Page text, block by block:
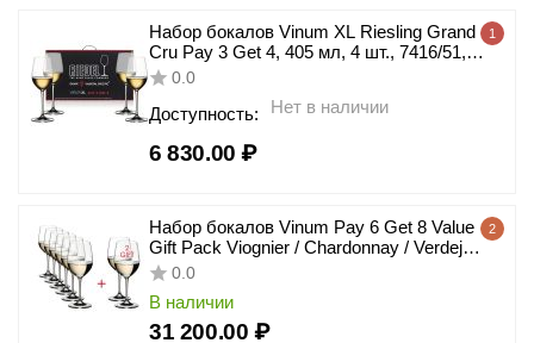
1
Набор бокалов Vinum XL Riesling Grand
Cru Pay 3 Get 4, 405 мл, 4 шт., 7416/51,
Riedel
0.0
Доступность: Нет в наличии
6 830.00 ₽
2
Набор бокалов Vinum Pay 6 Get 8 Value
Gift Pack Viognier / Chardonnay / Verdejo,
8 шт., 350 мл, 7416/05, Riedel
0.0
В наличии
31 200.00 ₽